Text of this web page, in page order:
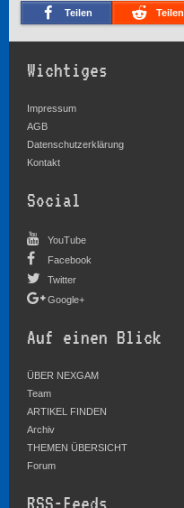
Teilen Teilen
Wichtiges
Impressum
AGB
Datenschutzerklärung
Kontakt
Social
YouTube
Facebook
Twitter
Google+
Auf einen Blick
ÜBER NEXGAM
Team
ARTIKEL FINDEN
Archiv
THEMEN ÜBERSICHT
Forum